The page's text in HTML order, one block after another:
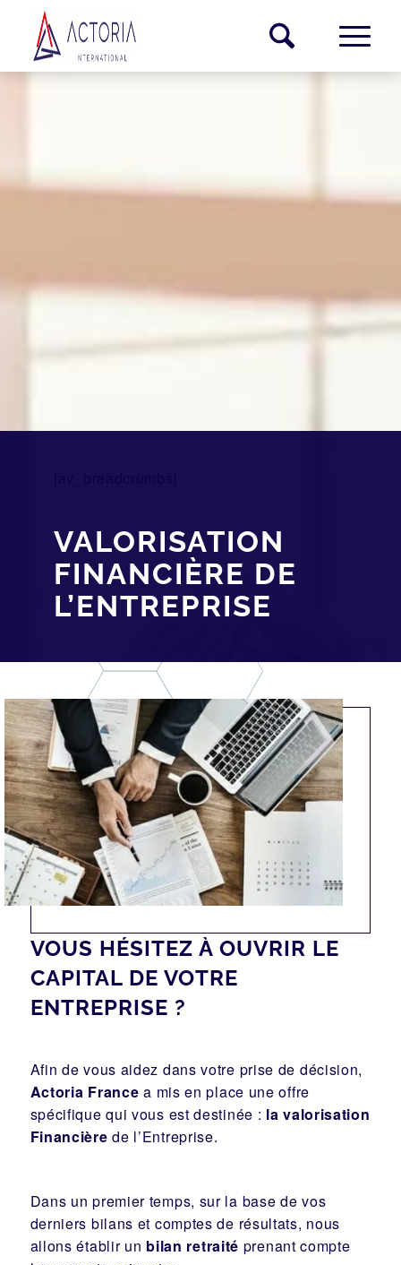
VALORISATION
FINANCIÈRE DE
L’ENTREPRISE
VOUS HÉSITEZ À OUVRIR LE
CAPITAL DE VOTRE
ENTREPRISE ?
Afin de vous aidez dans votre prise de décision,
Actoria France a mis en place une offre
spécifique qui vous est destinée : la valorisation
Financièrede l’Entreprise.
Dans un premier temps, sur la base de vos
derniers bilans et comptes de résultats, nous
allons établir un bilan retraité prenant compte